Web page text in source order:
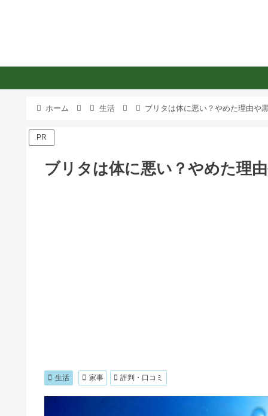
ホーム 生活 ブリタは体に悪い？やめた理由や
PR
ブリタは体に悪い？やめた理
生活 家事 評判・口コミ